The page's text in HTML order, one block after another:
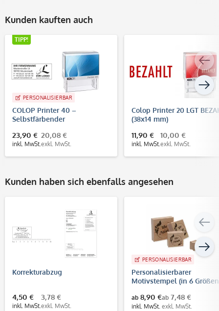
Kunden kauften auch
TIPP!
PERSONALISIERBAR
COLOP Printer 40 –
Selbstfärbender
bis 6 Zeilen
23,90 €
inkl. MwSt.
20,08 €
exkl. MwSt.
Colop Printer 20 LGT
(38x14 mm)
11,90 €
inkl. MwSt.
10,00 €
exkl. MwSt.
Kunden haben sich ebenfalls angesehen
Korrekturabzug
4,50 €
inkl. MwSt.
3,78 €
exkl. MwSt.
PERSONALISIERBAR
Personalisierbarer
Motivstempel (in 6
ab 8,90 €
inkl. MwSt.
ab 7,48 €
exkl. MwSt.